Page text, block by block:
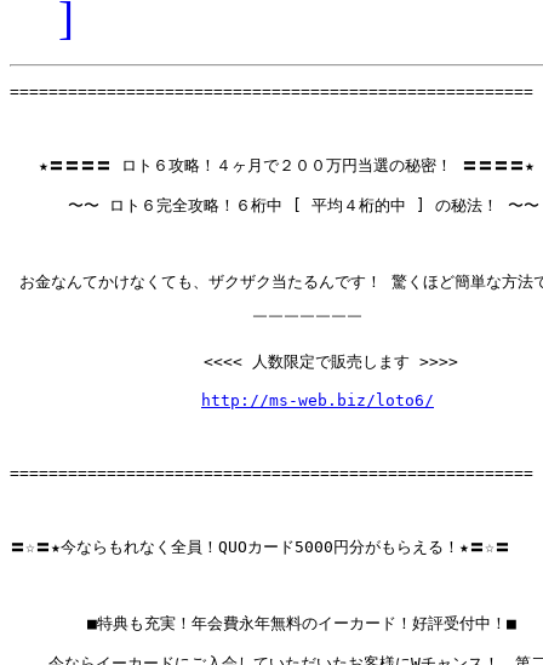
]
   ★〓〓〓〓 ロト６攻略！４ヶ月で２００万円当選の秘密！ 〓〓〓〓★
      〜〜 ロト６完全攻略！６桁中 [ 平均４桁的中 ] の秘法！ 〜〜
お金なんてかけなくても、ザクザク当たるんです！ 驚くほど簡単な方法
                         ￣￣￣￣￣￣￣
                    <<<< 人数限定で販売します >>>>
http://ms-web.biz/loto6/
〓☆〓★今ならもれなく全員！QUOカード5000円分がもらえる！★〓☆〓
        ■特典も充実！年会費永年無料のイーカード！好評受付中！■